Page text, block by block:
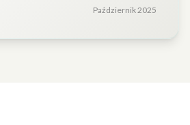
Październik 2025